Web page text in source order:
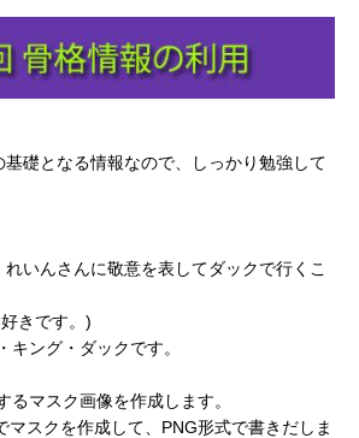
礎となる情報なので、しっかり勉強して
いんさんに敬意を表してダックで行くこ
きです。)
キング・ダックです。
るマスク画像を作成します。
マスクを作成して、PNG形式で書きだしま